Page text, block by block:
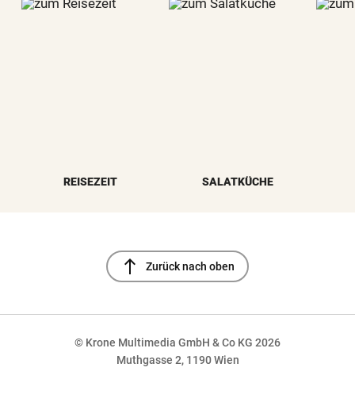
REISEZEIT SALATKÜCHE
north Zurück nach oben
© Krone Multimedia GmbH & Co KG 2026
Muthgasse 2, 1190 Wien